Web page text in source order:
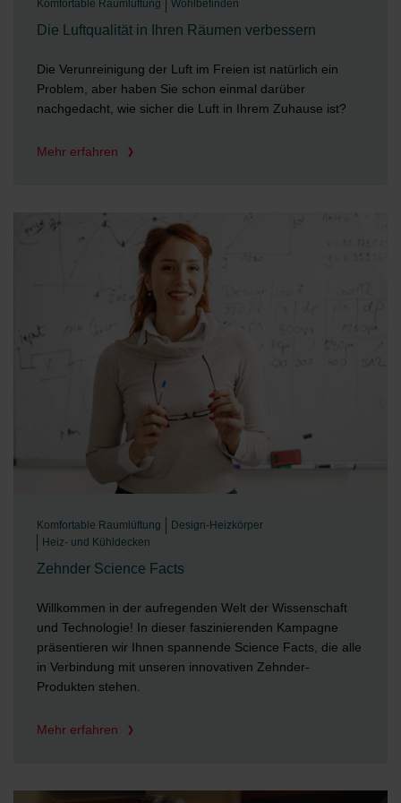
Komfortable Raumlüftung Wohlbefinden
Die Luftqualität in Ihren Räumen verbessern
Die Verunreinigung der Luft im Freien ist natürlich ein
Problem, aber haben Sie schon einmal darüber
nachgedacht, wie sicher die Luft in Ihrem Zuhause ist?
Mehr erfahren
Komfortable Raumlüftung
Design-Heizkörper
Heiz- und Kühldecken
Zehnder Science Facts
Willkommen in der aufregenden Welt der Wissenschaft
und Technologie! In dieser faszinierenden Kampagne
präsentieren wir Ihnen spannende Science Facts, die alle
in Verbindung mit unseren innovativen Zehnder-
Produkten stehen.
Mehr erfahren